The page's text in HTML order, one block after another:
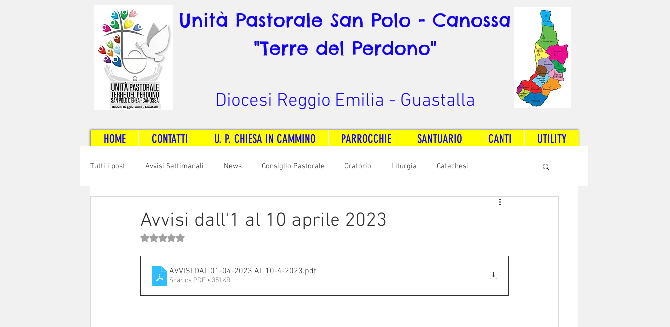
Unità Pastorale San Polo - Canossa
"Terre del Perdono"
Diocesi Reggio Emilia - Guastalla
HOME CONTATTI U. P. CHIESA IN CAMMINO PARROCCHIE SANTUARIO CANTI UTILITY
Tutti i post Avvisi Settimanali News Consiglio Pastorale Oratorio Liturgia Catechesi
Radio Dream Together
Avvisi dall'1 al 10 aprile 2023
Valutazione NaN stelle su 5.
AVVISI DAL 01-04-2023 AL 10-4-2023.pdf
Scarica PDF • 351KB